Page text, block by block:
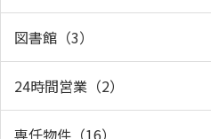
図書館（3）
24時間営業（2）
専任物件（16）